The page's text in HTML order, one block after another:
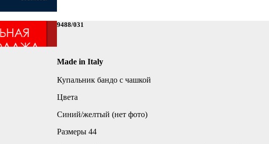
9488/031
Made in Italy
Купальник бандо с чашкой
Цвета
Синий/желтый (нет фото)
Размеры 44